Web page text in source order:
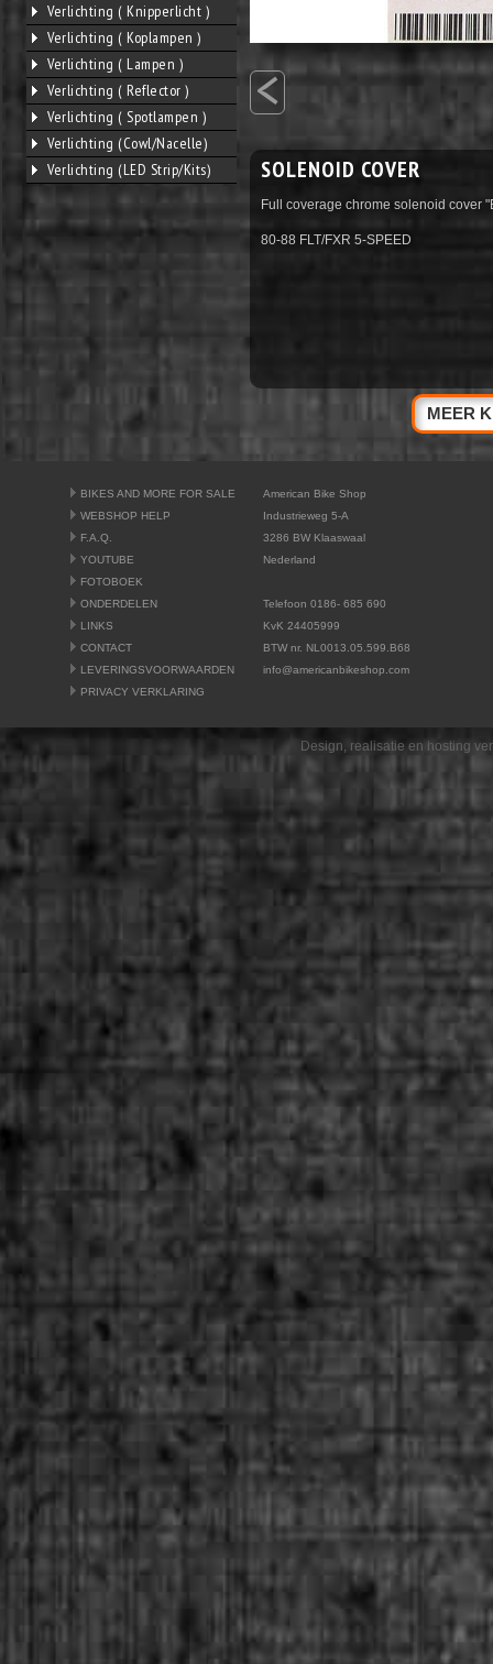
Verlichting ( Knipperlicht )
Verlichting ( Koplampen )
Verlichting ( Lampen )
Verlichting ( Reflector )
Verlichting ( Spotlampen )
Verlichting (Cowl/Nacelle)
Verlichting (LED Strip/Kits)
<
SOLENOID COVER
Full coverage chrome solenoid cover
80-88 FLT/FXR 5-SPEED
MEER
BIKES AND MORE FOR SALE
WEBSHOP HELP
F.A.Q.
YOUTUBE
FOTOBOEK
ONDERDELEN
LINKS
CONTACT
LEVERINGSVOORWAARDEN
PRIVACY VERKLARING
American Bike Shop
Industrieweg 5-A
3286 BW Klaaswaal
Nederland
Telefoon 0186- 685 690
KvK 24405999
BTW nr. NL0013.05.599.B68
info@americanbikeshop.com
Design, realisatie en hosting